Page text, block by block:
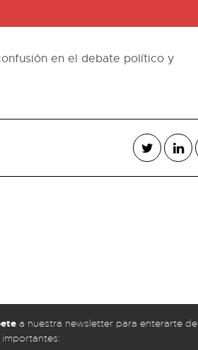
en el debate político y
a nuestra newsletter para enterarte de